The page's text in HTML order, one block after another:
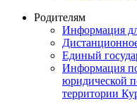
Родителям
Информация
Единый
Информация
юридической
территории